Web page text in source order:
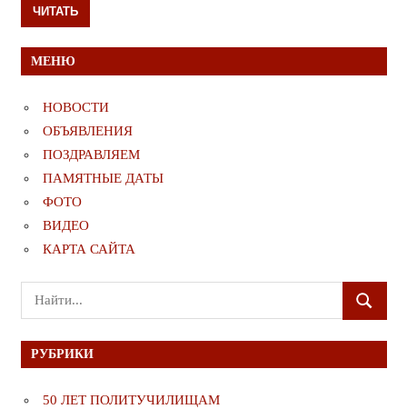
ЧИТАТЬ
МЕНЮ
НОВОСТИ
ОБЪЯВЛЕНИЯ
ПОЗДРАВЛЯЕМ
ПАМЯТНЫЕ ДАТЫ
ФОТО
ВИДЕО
КАРТА САЙТА
Поиск
для:
ПОИСК
РУБРИКИ
50 ЛЕТ ПОЛИТУЧИЛИЩАМ